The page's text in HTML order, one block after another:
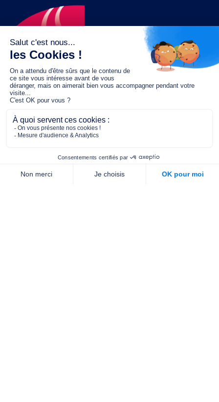
Le fonds de dotation MGC s’engage à
jouer un rôle dans la prévention santé
pour tous.
2/4 place de l’Abbé G. Hénocque
75637 PARIS CEDEX 13
01 40 78 06 56
Nous contacter
Qui sommes-nous ?